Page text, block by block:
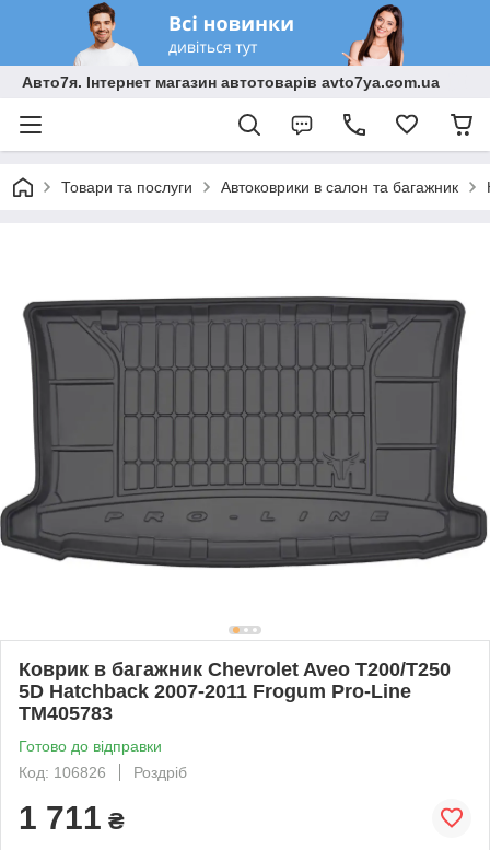
Авто7я. Інтернет магазин автотоварів avto7ya.com.ua
Товари та послуги Автоковрики в салон та багажник
Коврик в багажник Chevrolet Aveo T200/T250
5D Hatchback 2007-2011 Frogum Pro-Line
TM405783
Готово до відправки
Код: 106826
Роздріб
1 711 ₴